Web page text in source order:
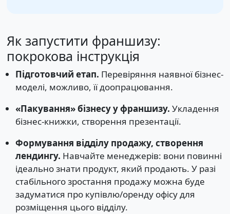
Як запустити франшизу:
покрокова інструкція
Підготовчий етап. Перевіряння наявної бізнес-
моделі, можливо, її доопрацювання.
«Пакування» бізнесу у франшизу. Укладення
бізнес-книжки, створення презентації.
Формування відділу продажу, створення
лендингу. Навчайте менеджерів: вони повинні
ідеально знати продукт, який продають. У разі
стабільного зростання продажу можна буде
задуматися про купівлю/оренду офісу для
розміщення цього відділу.